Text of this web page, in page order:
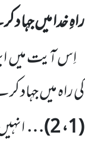
راہِ خدا میں
اِس آیت میں
کی راہ میں جہاد
(1، 2 )…